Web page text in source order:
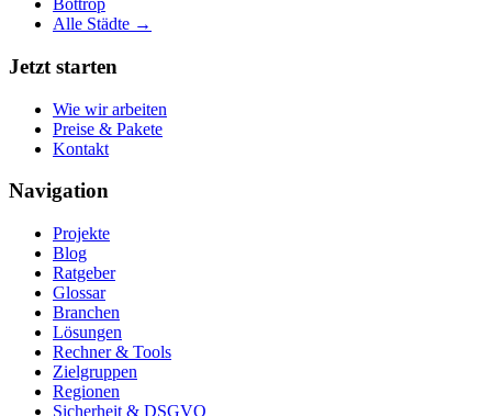
Bottrop
Alle Städte →
Jetzt starten
Wie wir arbeiten
Preise & Pakete
Kontakt
Navigation
Projekte
Blog
Ratgeber
Glossar
Branchen
Lösungen
Rechner & Tools
Zielgruppen
Regionen
Sicherheit & DSGVO